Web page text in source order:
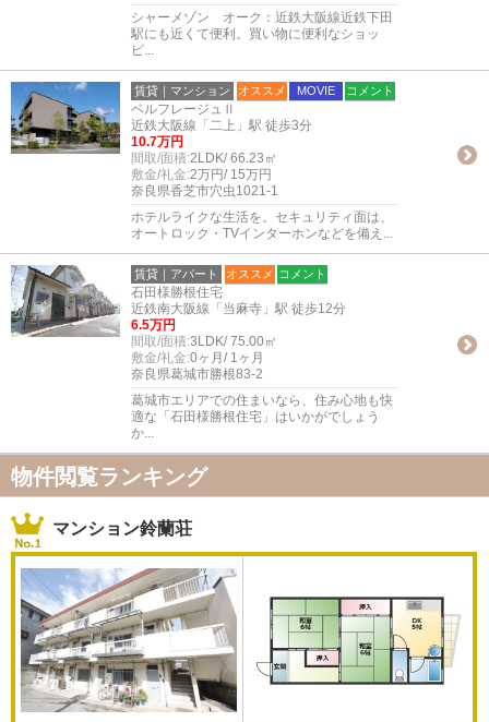
シャーメゾン オーク：近鉄大阪線近鉄下田
駅にも近くて便利。買い物に便利なショッ
ピ...
賃貸｜マンション オススメ MOVIE コメント
ベルフレージュⅡ
近鉄大阪線「二上」駅 徒歩3分
10.7万円
間取/面積:2LDK/ 66.23㎡
敷金/礼金:2万円/ 15万円
奈良県香芝市穴虫1021-1
ホテルライクな生活を。セキュリティ面は、
オートロック・TVインターホンなどを備え...
賃貸｜アパート オススメ コメント
石田様勝根住宅
近鉄南大阪線「当麻寺」駅 徒歩12分
6.5万円
間取/面積:3LDK/ 75.00㎡
敷金/礼金:0ヶ月/ 1ヶ月
奈良県葛城市勝根83-2
葛城市エリアでの住まいなら、住み心地も快
適な「石田様勝根住宅」はいかがでしょう
か...
物件閲覧ランキング
マンション鈴蘭荘